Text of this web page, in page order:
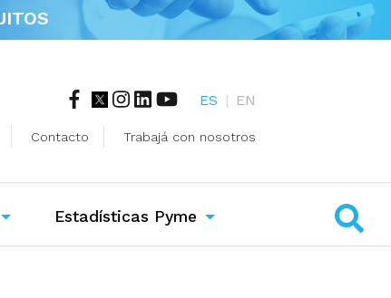
ES | EN
Contacto Trabajá con nosotros
Estadísticas Pyme